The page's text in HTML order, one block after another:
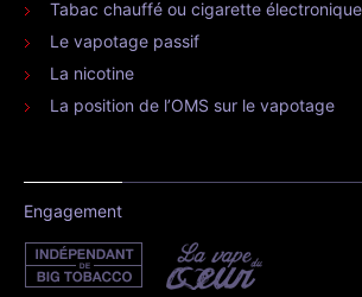
Tabac chauffé ou cigarette
Le vapotage passif
La nicotine
La position de l’OMS sur le vapotage
Engagement